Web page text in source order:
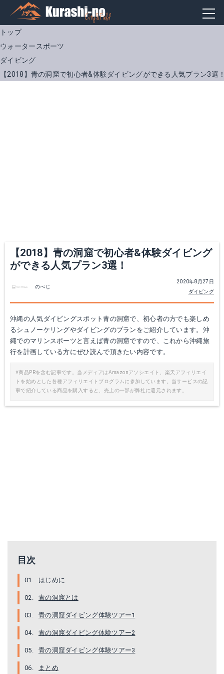
トップ
ウォータースポーツ
ダイビング
【2018】青の洞窟で初心者&体験ダイビングができる人気プラン3選
【2018】青の洞窟で初心者&体験ダイビング
ができる人気プラン3選！
2020年8月27日
ダイビング
のべじ
沖縄の人気ダイビングスポット青の洞窟で、初心者の方でも楽しめ
るシュノーケリングやダイビングのプランをご紹介しています。沖
縄でのマリンスポーツと言えば青の洞窟ですので、これから沖縄旅
行を計画している方にぜひ読んで頂きたい内容です。
※商品PRを含む記事です。当メディアはAmazonアソシエイト、楽天アフィリエイ
トを始めとした各種アフィリエイトプログラムに参加しています。当サービスの記
事で紹介している商品を購入すると、売上の一部が弊社に還元されます。
目次
はじめに
青の洞窟とは
青の洞窟ダイビング体験ツアー1
青の洞窟ダイビング体験ツアー2
青の洞窟ダイビング体験ツアー3
まとめ